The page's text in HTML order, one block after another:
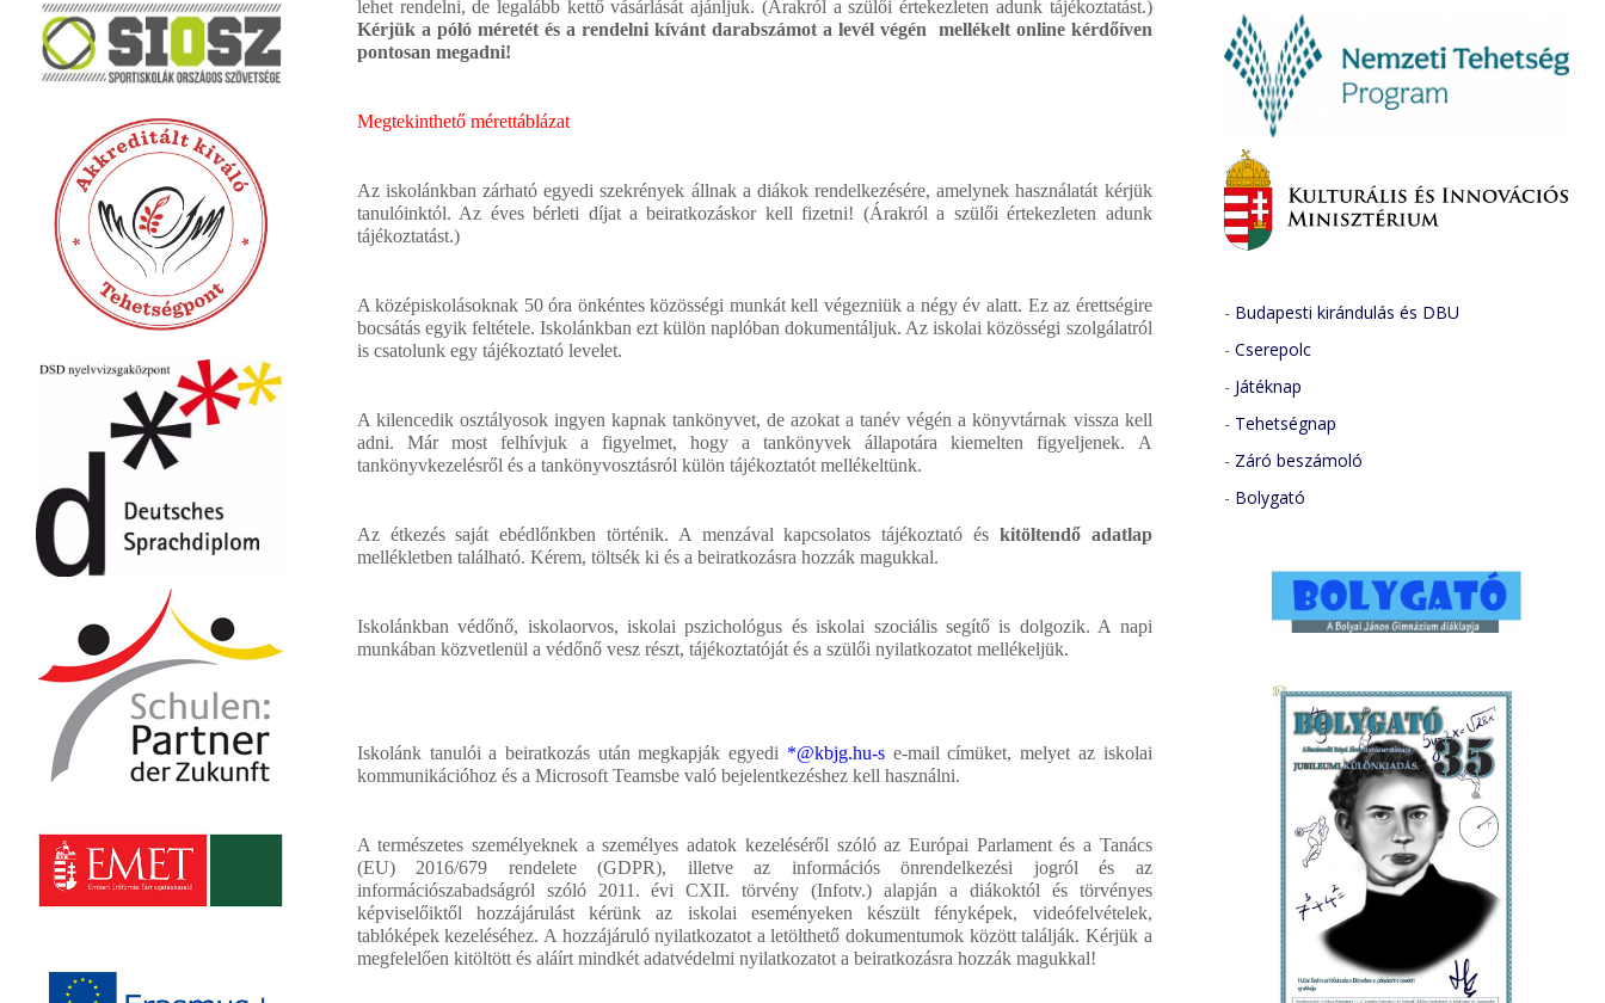
lehet rendelni, de legalább kettő vásárlását ajánljuk. (Árakról a szülői értekezleten adunk tájékoztatást.)
Kérjük a póló méretét és a rendelni kívánt darabszámot a levél végén mellékelt online kérdőíven
pontosan megadni!
Megtekinthető mérettáblázat
Az iskolánkban zárható egyedi szekrények állnak a diákok rendelkezésére, amelynek használatát kérjük
tanulóinktól. Az éves bérleti díjat a beiratkozáskor kell fizetni! (Árakról a szülői értekezleten adunk
tájékoztatást.)
A középiskolásoknak 50 óra önkéntes közösségi munkát kell végezniük a négy év alatt. Ez az érettségire
bocsátás egyik feltétele. Iskolánkban ezt külön naplóban dokumentáljuk. Az iskolai közösségi szolgálatról
is csatolunk egy tájékoztató levelet.
A kilencedik osztályosok ingyen kapnak tankönyvet, de azokat a tanév végén a könyvtárnak vissza kell
adni. Már most felhívjuk a figyelmet, hogy a tankönyvek állapotára kiemelten figyeljenek. A
tankönyvkezelésről és a tankönyvosztásról külön tájékoztatót mellékeltünk.
Az étkezés saját ebédlőnkben történik. A menzával kapcsolatos tájékoztató és kitöltendő adatlap
mellékletben található. Kérem, töltsék ki és a beiratkozásra hozzák magukkal.
Iskolánkban védőnő, iskolaorvos, iskolai pszichológus és iskolai szociális segítő is dolgozik. A napi
munkában közvetlenül a védőnő vesz részt, tájékoztatóját és a szülői nyilatkozatot mellékeljük.
Iskolánk tanulói a beiratkozás után megkapják egyedi *@kbjg.hu-se-mail címüket, melyet az iskolai
kommunikációhoz és a Microsoft Teamsbe való bejelentkezéshez kell használni.
A természetes személyeknek a személyes adatok kezeléséről szóló az Európai Parlament és a Tanács
(EU) 2016/679 rendelete (GDPR), illetve az információs önrendelkezési jogról és az
információszabadságról szóló 2011. évi CXII. törvény (Infotv.) alapján a diákoktól és törvényes
képviselőiktől hozzájárulást kérünk az iskolai eseményeken készült fényképek, videófelvételek,
tablóképek kezeléséhez. A hozzájáruló nyilatkozatot a letölthető dokumentumok között találják. Kérjük a
megfelelően kitöltött és aláírt mindkét adatvédelmi nyilatkozatot a beiratkozásra hozzák magukkal!
- Budapesti kirándulás és DBU
- Cserepolc
- Játéknap
- Tehetségnap
- Záró beszámoló
- Bolygató